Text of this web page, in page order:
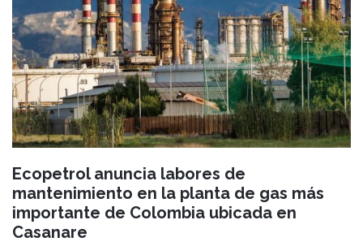
Ecopetrol anuncia labores de
mantenimiento en la planta de gas más
importante de Colombia ubicada en
Casanare